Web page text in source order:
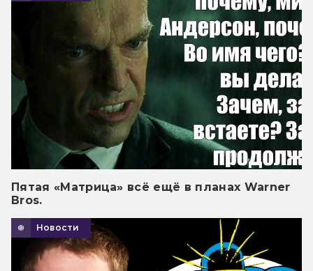
Пятая «Матрица» всё ещё в планах Warner
Bros.
Новости